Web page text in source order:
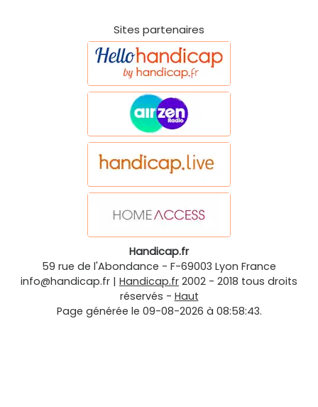
Sites partenaires
Handicap.fr
59 rue de l'Abondance - F-69003 Lyon France
info@handicap.fr | Handicap.fr 2002 - 2018 tous droits
réservés - Haut
Page générée le 09-08-2026 à 08:58:43.